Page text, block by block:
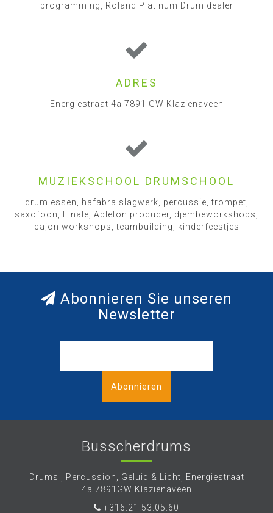
programming, Roland Platinum Drum dealer
ADRES
Energiestraat 4a 7891 GW Klazienaveen
MUZIEKSCHOOL DRUMSCHOOL
drumlessen, hafabra slagwerk, percussie, trompet,
saxofoon, Finale, Ableton producer, djembeworkshops,
cajon workshops, teambuilding, kinderfeestjes
Abonnieren Sie unseren
Newsletter
Abonnieren
Busscherdrums
Drums , Percussion, Geluid & Licht, Energiestraat
4a 7891GW Klazienaveen
+316.21.53.05.60